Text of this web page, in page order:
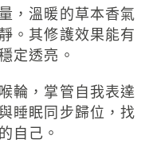
，溫暖的草本香氣
。其修護效果能有
定透亮。
輪 ， 掌管自我表達
睡眠同步歸位，找
自己。